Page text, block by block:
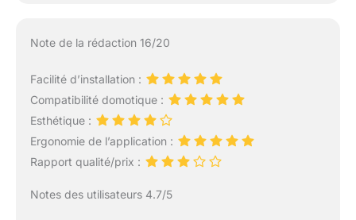
Note de la rédaction 16/20
Facilité d’installation :
Compatibilité domotique :
Esthétique :
Ergonomie de l’application :
Rapport qualité/prix :
Notes des utilisateurs 4.7/5